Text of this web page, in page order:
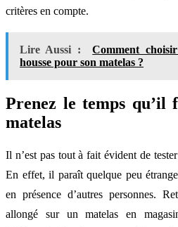
critères en compte.
Lire Aussi :
Comment
housse pour son matelas ?
Prenez le temps qu’il
matelas
Il n’est pas tout à fait évident de
En effet, il paraît quelque peu
en présence d’autres personnes.
allongé sur un matelas en